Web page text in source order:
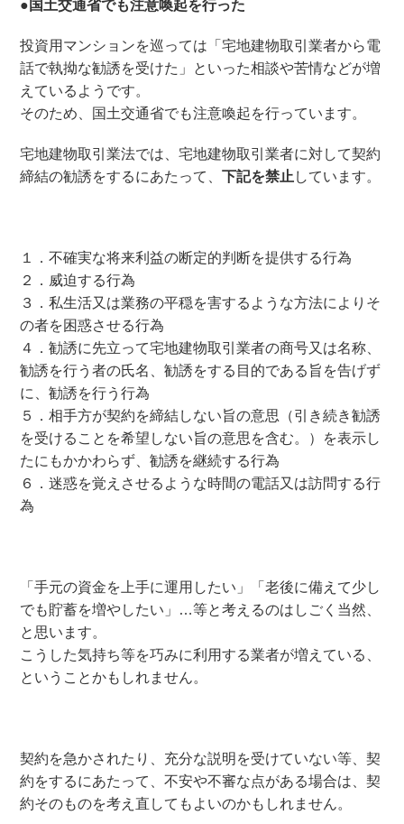
●国土交通省でも注意喚起を行った
投資用マンションを巡っては「宅地建物取引業者から電
話で執拗な勧誘を受けた」といった相談や苦情などが増
えているようです。
そのため、国土交通省でも注意喚起を行っています。
宅地建物取引業法では、宅地建物取引業者に対して契約
締結の勧誘をするにあたって、下記を禁止 しています。
１．不確実な将来利益の断定的判断を提供する行為
２．威迫する行為
３．私生活又は業務の平穏を害するような方法によりそ
の者を困惑させる行為
４．勧誘に先立って宅地建物取引業者の商号又は名称、
勧誘を行う者の氏名、勧誘をする目的である旨を告げず
に、勧誘を行う行為
５．相手方が契約を締結しない旨の意思（引き続き勧誘
を受けることを希望しない旨の意思を含む。）を表示し
たにもかかわらず、勧誘を継続する行為
６．迷惑を覚えさせるような時間の電話又は訪問する行
為
「手元の資金を上手に運用したい」「老後に備えて少し
でも貯蓄を増やしたい」…等と考えるのはしごく当然、
と思います。
こうした気持ち等を巧みに利用する業者が増えている、
ということかもしれません。
契約を急かされたり、充分な説明を受けていない等、契
約をするにあたって、不安や不審な点がある場合は、契
約そのものを考え直してもよいのかもしれません。